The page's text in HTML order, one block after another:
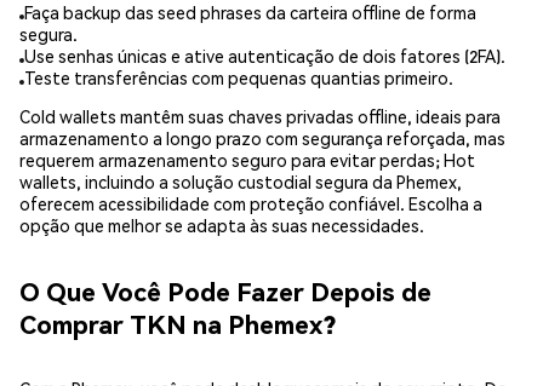
Faça backup das seed phrases da carteira offline de forma
segura.
Use senhas únicas e ative autenticação de dois fatores (2FA).
Teste transferências com pequenas quantias primeiro.
Cold wallets mantêm suas chaves privadas offline, ideais para
armazenamento a longo prazo com segurança reforçada, mas
requerem armazenamento seguro para evitar perdas; Hot
wallets, incluindo a solução custodial segura da Phemex,
oferecem acessibilidade com proteção confiável. Escolha a
opção que melhor se adapta às suas necessidades.
O Que Você Pode Fazer Depois de
Comprar TKN na Phemex?